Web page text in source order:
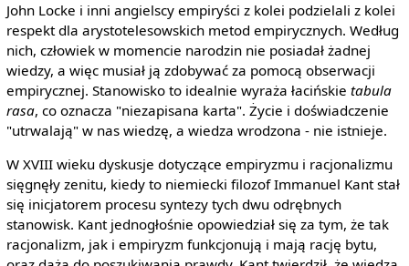
John Locke i inni angielscy empiryści z kolei podzielali z kolei
respekt dla arystotelesowskich metod empirycznych. Według
nich, człowiek w momencie narodzin nie posiadał żadnej
wiedzy, a więc musiał ją zdobywać za pomocą obserwacji
empirycznej. Stanowisko to idealnie wyraża łacińskie tabula
rasa, co oznacza "niezapisana karta". Życie i doświadczenie
"utrwalają" w nas wiedzę, a wiedza wrodzona - nie istnieje.
W XVIII wieku dyskusje dotyczące empiryzmu i racjonalizmu
sięgnęły zenitu, kiedy to niemiecki filozof Immanuel Kant stał
się inicjatorem procesu syntezy tych dwu odrębnych
stanowisk. Kant jednogłośnie opowiedział się za tym, że tak
racjonalizm, jak i empiryzm funkcjonują i mają rację bytu,